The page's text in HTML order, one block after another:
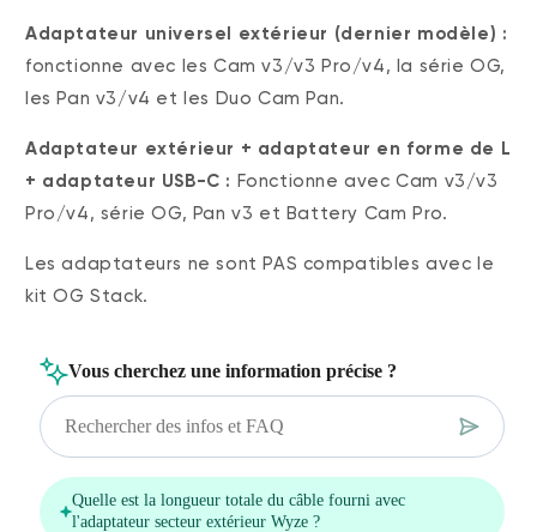
Adaptateur universel extérieur (dernier modèle) :
fonctionne avec les Cam v3/v3 Pro/v4, la série OG,
les Pan v3/v4 et les Duo Cam Pan.
Adaptateur extérieur + adaptateur en forme de L
+ adaptateur USB-C : Fonctionne avec Cam v3/v3
Pro/v4, série OG, Pan v3 et Battery Cam Pro.
Les adaptateurs ne sont PAS compatibles avec le
kit OG Stack.